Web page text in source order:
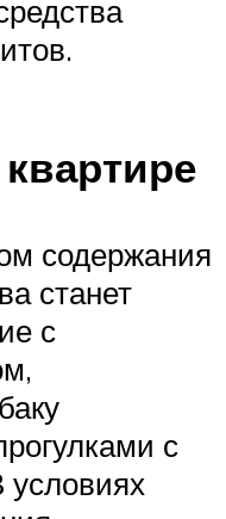
содержания
станет
с
с